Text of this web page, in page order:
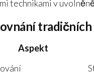
technikami v
Aspekt